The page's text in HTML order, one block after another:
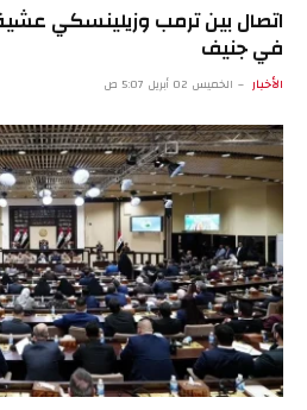
اتصال بين ترمب وزيلينسكي
في جنيف
الأخبار الخميس 02 أبريل 5:07 ص